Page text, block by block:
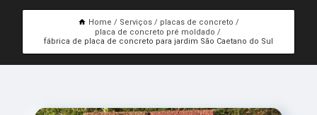
Home Serviços
placas de concreto
placa de concreto pré moldado
fábrica de placa de concreto para jardim São Caetano do Sul